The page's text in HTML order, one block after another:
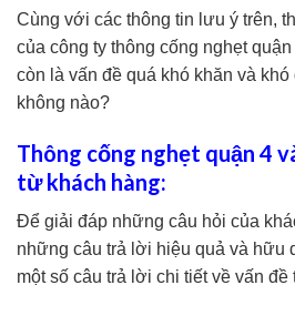
Cùng với các thông tin lưu ý trên,
của công ty thông cống nghẹt
còn là vấn đề quá khó khăn và
không nào?
Thông cống nghẹt quận 4
từ khách hàng:
Để giải đáp những câu hỏi của
những câu trả lời hiệu quả và hữu
một số câu trả lời chi tiết về vấn đề